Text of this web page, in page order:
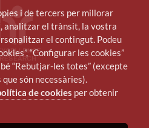
i de tercers per millorar
analitzar el trànsit, la vostra
el contingut. Podeu
“Configurar les cookies”
“Rebutjar-les totes” (excepte
són necessàries).
de cookies per obtenir